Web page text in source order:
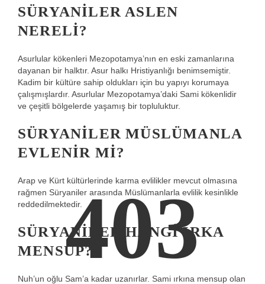
SÜRYANILER ASLEN
NERELI?
Asurlular kökenleri Mezopotamya’nın en eski zamanlarına
dayanan bir halktır. Asur halkı Hristiyanlığı benimsemiştir.
Kadim bir kültüre sahip oldukları için bu yapıyı korumaya
çalışmışlardır. Asurlular Mezopotamya’daki Sami kökenlidir
ve çeşitli bölgelerde yaşamış bir topluluktur.
SÜRYANILER MÜSLÜMANLA
EVLENIR MI?
Arap ve Kürt kültürlerinde karma evlilikler mevcut olmasına
rağmen Süryaniler arasında Müslümanlarla evlilik kesinlikle
reddedilmektedir.
SÜRYANILER HANGI IRKA
MENSUP?
Nuh’un oğlu Sam’a kadar uzanırlar. Sami ırkına mensup olan
403